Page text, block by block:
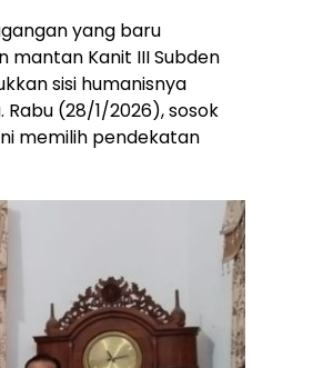
yang baru
mantan Kanit III Subden
sisi humanisnya
(28/1/2026), sosok
memilih pendekatan